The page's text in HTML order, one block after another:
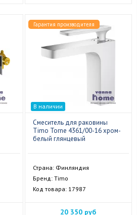
Гарантия производителя
В наличии
Смеситель для раковины
Timo Torne 4361/00-16 хром-
белый глянцевый
Страна: Финляндия
Бренд: Timo
Код товара: 17987
20 350 руб